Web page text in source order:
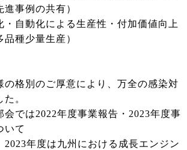
事例の共有）
動化による生産性・付加価値向上
品種少量生産）
の格別のご厚意により、万全の感染対
。
会では2022年度事業報告・2023年度事
いて
2023年度は九州における成長エンジン